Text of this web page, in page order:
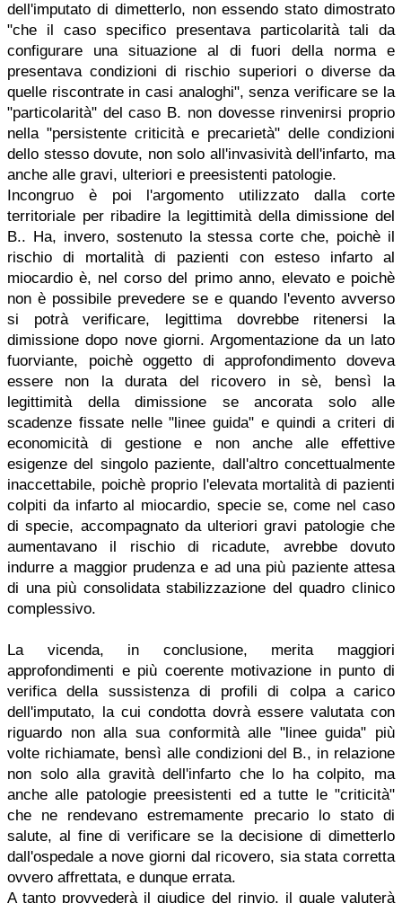
dell'imputato di dimetterlo, non essendo stato dimostrato
"che il caso specifico presentava particolarità tali da
configurare una situazione al di fuori della norma e
presentava condizioni di rischio superiori o diverse da
quelle riscontrate in casi analoghi", senza verificare se la
"particolarità" del caso B. non dovesse rinvenirsi proprio
nella "persistente criticità e precarietà" delle condizioni
dello stesso dovute, non solo all'invasività dell'infarto, ma
anche alle gravi, ulteriori e preesistenti patologie.
Incongruo è poi l'argomento utilizzato dalla corte
territoriale per ribadire la legittimità della dimissione del
B.. Ha, invero, sostenuto la stessa corte che, poichè il
rischio di mortalità di pazienti con esteso infarto al
miocardio è, nel corso del primo anno, elevato e poichè
non è possibile prevedere se e quando l'evento avverso
si potrà verificare, legittima dovrebbe ritenersi la
dimissione dopo nove giorni. Argomentazione da un lato
fuorviante, poichè oggetto di approfondimento doveva
essere non la durata del ricovero in sè, bensì la
legittimità della dimissione se ancorata solo alle
scadenze fissate nelle "linee guida" e quindi a criteri di
economicità di gestione e non anche alle effettive
esigenze del singolo paziente, dall'altro concettualmente
inaccettabile, poichè proprio l'elevata mortalità di pazienti
colpiti da infarto al miocardio, specie se, come nel caso
di specie, accompagnato da ulteriori gravi patologie che
aumentavano il rischio di ricadute, avrebbe dovuto
indurre a maggior prudenza e ad una più paziente attesa
di una più consolidata stabilizzazione del quadro clinico
complessivo.
La vicenda, in conclusione, merita maggiori
approfondimenti e più coerente motivazione in punto di
verifica della sussistenza di profili di colpa a carico
dell'imputato, la cui condotta dovrà essere valutata con
riguardo non alla sua conformità alle "linee guida" più
volte richiamate, bensì alle condizioni del B., in relazione
non solo alla gravità dell'infarto che lo ha colpito, ma
anche alle patologie preesistenti ed a tutte le "criticità"
che ne rendevano estremamente precario lo stato di
salute, al fine di verificare se la decisione di dimetterlo
dall'ospedale a nove giorni dal ricovero, sia stata corretta
ovvero affrettata, e dunque errata.
A tanto provvederà il giudice del rinvio, il quale valuterà